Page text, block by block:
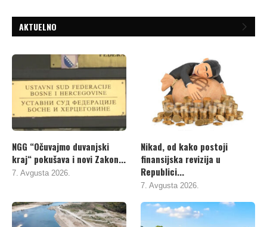
AKTUELNO
NGG “Očuvajmo duvanjski
kraj“ pokušava i novi Zakon...
7. Avgusta 2026.
Nikad, od kako postoji
finansijska revizija u
Republici...
7. Avgusta 2026.